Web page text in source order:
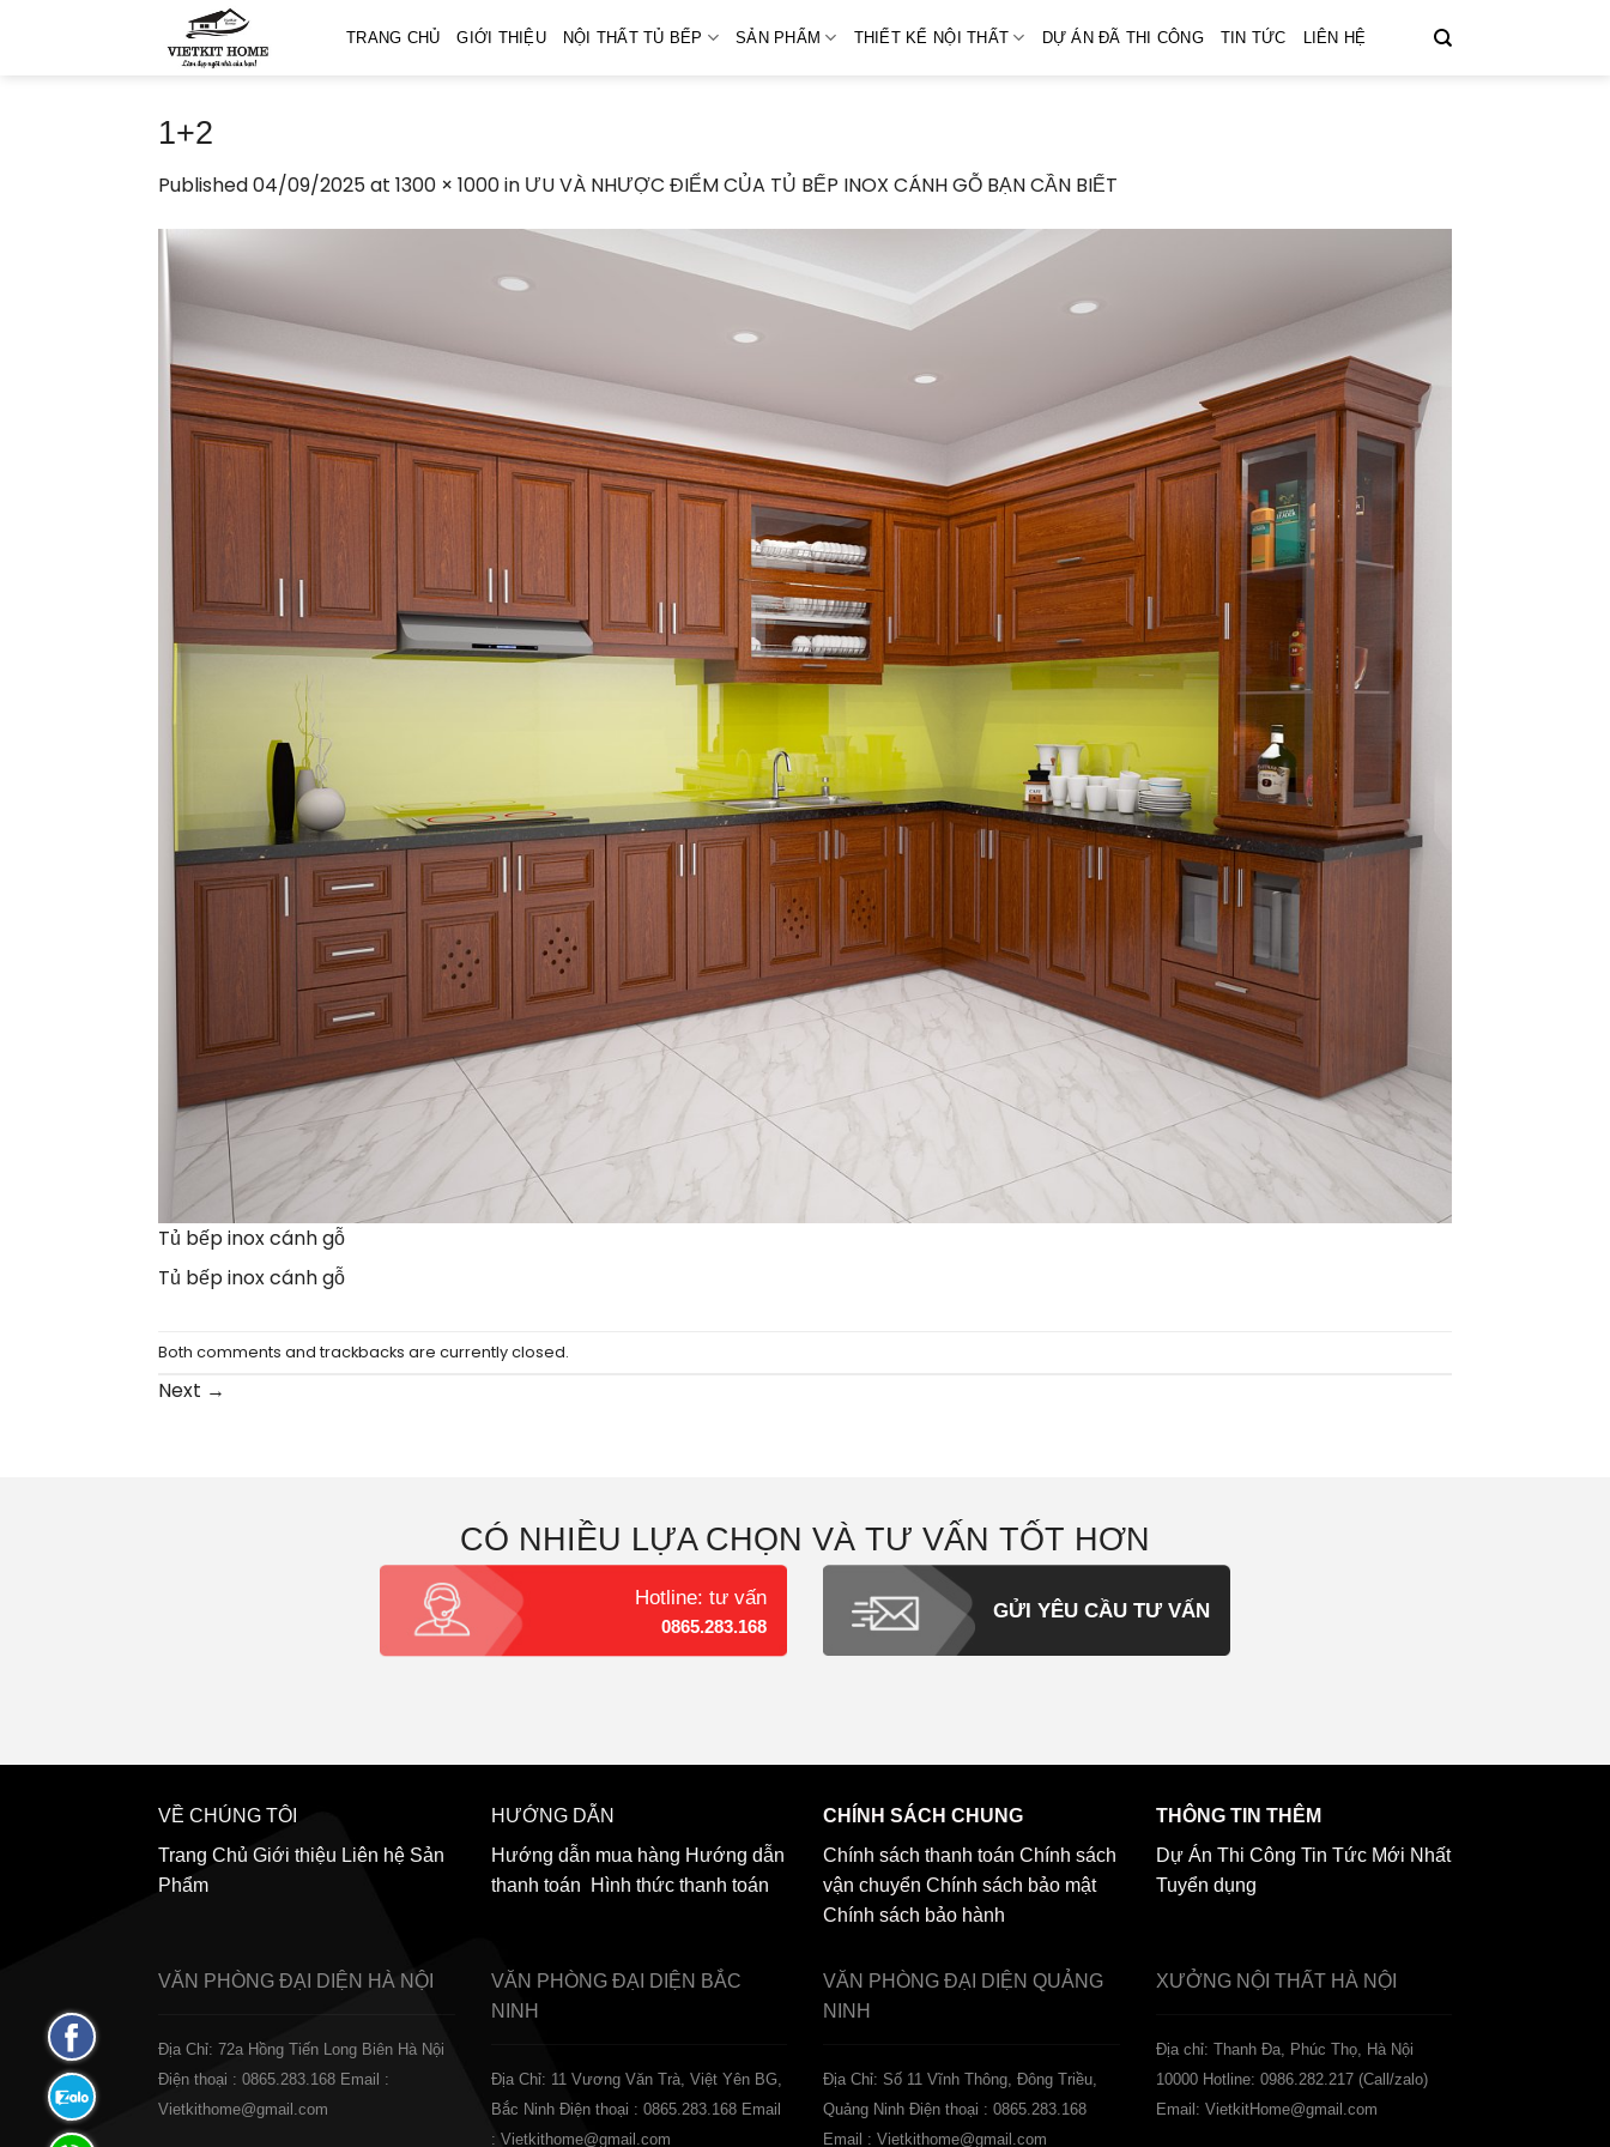
TRANG CHỦ GIỚI THIỆU NỘI THẤT TỦ BẾP SẢN PHẨM THIẾT KẾ NỘI THẤT DỰ ÁN ĐÃ THI CÔNG TIN TỨC LIÊN HỆ
1+2
Published04/09/2025at 1300 × 1000in ƯU VÀ NHƯỢC ĐIỂM CỦA TỦ BẾP INOX CÁNH GỖ BẠN CẦN BIẾT
Tủ bếp inox cánh gỗ
Tủ bếp inox cánh gỗ
Both comments and trackbacks are currently closed.
Next →
CÓ NHIỀU LỰA CHỌN VÀ TƯ VẤN TỐT HƠN
Hotline: tư vấn
0865.283.168
GỬI YÊU CẦU TƯ VẤN
VỀ CHÚNG TÔI
Trang Chủ Giới thiệu Liên hệ Sản
Phẩm
HƯỚNG DẪN
Hướng dẫn mua hàng Hướng dẫn
thanh toán
Hình thức thanh toán
CHÍNH SÁCH CHUNG
Chính sách thanh toán Chính sách
vận chuyển Chính sách bảo mật
Chính sách bảo hành
THÔNG TIN THÊM
Dự Án Thi Công Tin Tức Mới Nhất
Tuyển dụng
VĂN PHÒNG ĐẠI DIỆN HÀ NỘI
Địa Chỉ: 72a Hồng Tiến Long Biên Hà Nội
Điện thoại : 0865.283.168 Email :
Vietkithome@gmail.com
VĂN PHÒNG ĐẠI DIỆN BẮC
NINH
Địa Chỉ: 11 Vương Văn Trà, Việt Yên BG,
Bắc Ninh Điện thoại : 0865.283.168 Email
: Vietkithome@gmail.com
VĂN PHÒNG ĐẠI DIỆN QUẢNG
NINH
Địa Chỉ: Số 11 Vĩnh Thông, Đông Triều,
Quảng Ninh Điện thoại : 0865.283.168
Email : Vietkithome@gmail.com
XƯỞNG NỘI THẤT HÀ NỘI
️Địa chỉ: Thanh Đa, Phúc Thọ, Hà Nội
10000 Hotline: 0986.282.217 (Call/zalo)
Email: VietkitHome@gmail.com
Fanpage
Facebook
Zalo:
0865.283.168